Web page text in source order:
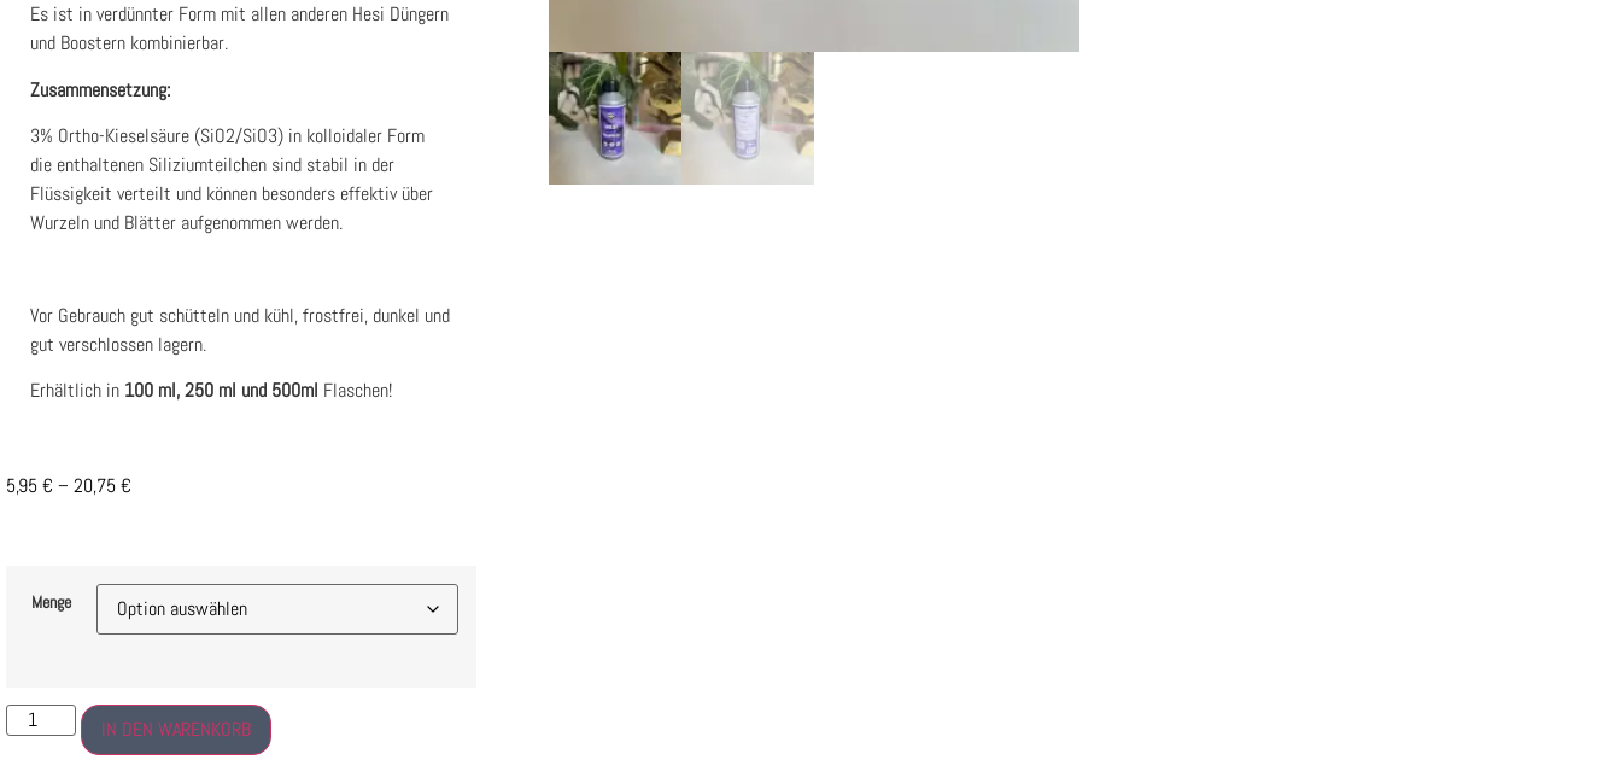
Es ist in verdünnter Form mit allen anderen Hesi Düngern
und Boostern kombinierbar.
Zusammensetzung:
3% Ortho-Kieselsäure (SiO2/SiO3) in kolloidaler Form
die enthaltenen Siliziumteilchen sind stabil in der
Flüssigkeit verteilt und können besonders effektiv über
Wurzeln und Blätter aufgenommen werden.
Vor Gebrauch gut schütteln und kühl, frostfrei, dunkel und
gut verschlossen lagern.
Erhältlich in 100 ml, 250 ml und 500ml Flaschen!
5,95€ – 20,75€
Menge
IN DEN WARENKORB